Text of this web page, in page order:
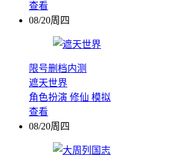
查看
08/20周四
限号删档内测
遮天世界
角色扮演 修仙 模拟
查看
08/20周四